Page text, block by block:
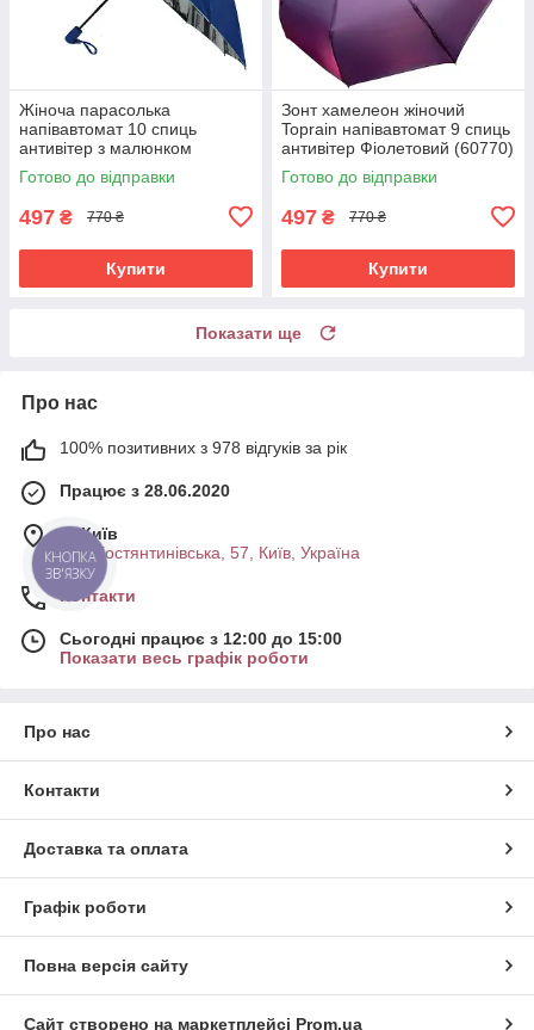
Жіноча парасолька
напівавтомат 10 спиць
антивітер з малюнком
всередині Bellissimo Синій
(5341)
Готово до відправки
497 ₴ 770 ₴
Купити
Зонт хамелеон жіночий
Toprain напівавтомат 9 спиць
антивітер Фіолетовий (60770)
Готово до відправки
497 ₴ 770 ₴
Купити
Показати ще
Про нас
100% позитивних з 978 відгуків за рік
Працює з 28.06.2020
м. Київ
вул. Костянтинівська, 57, Київ, Україна
Контакти
Сьогодні працює з 12:00 до 15:00
Показати весь графік роботи
Про нас
Контакти
Доставка та оплата
Графік роботи
Повна версія сайту
Сайт створено на маркетплейсі Prom.ua
КНОПКА
ЗВ'ЯЗКУ